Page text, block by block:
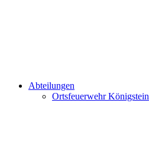
Abteilungen
Ortsfeuerwehr Königstein